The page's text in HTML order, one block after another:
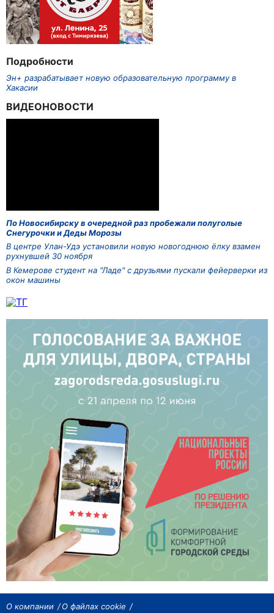
Подробности
Эн+ разрабатывает новую образовательную программу в
Хакасии
ВИДЕОНОВОСТИ
По Новосибирску в очередной раз пробежали полуголые
Снегурочки и Деды Морозы
В центре Улан-Удэ установили новую новогоднюю ёлку взамен
рухнувшей 30 ноября
В Кемерове студент на "Ладе" с друзьями пускали фейерверки из
окон машины
О компании О файлах cookie